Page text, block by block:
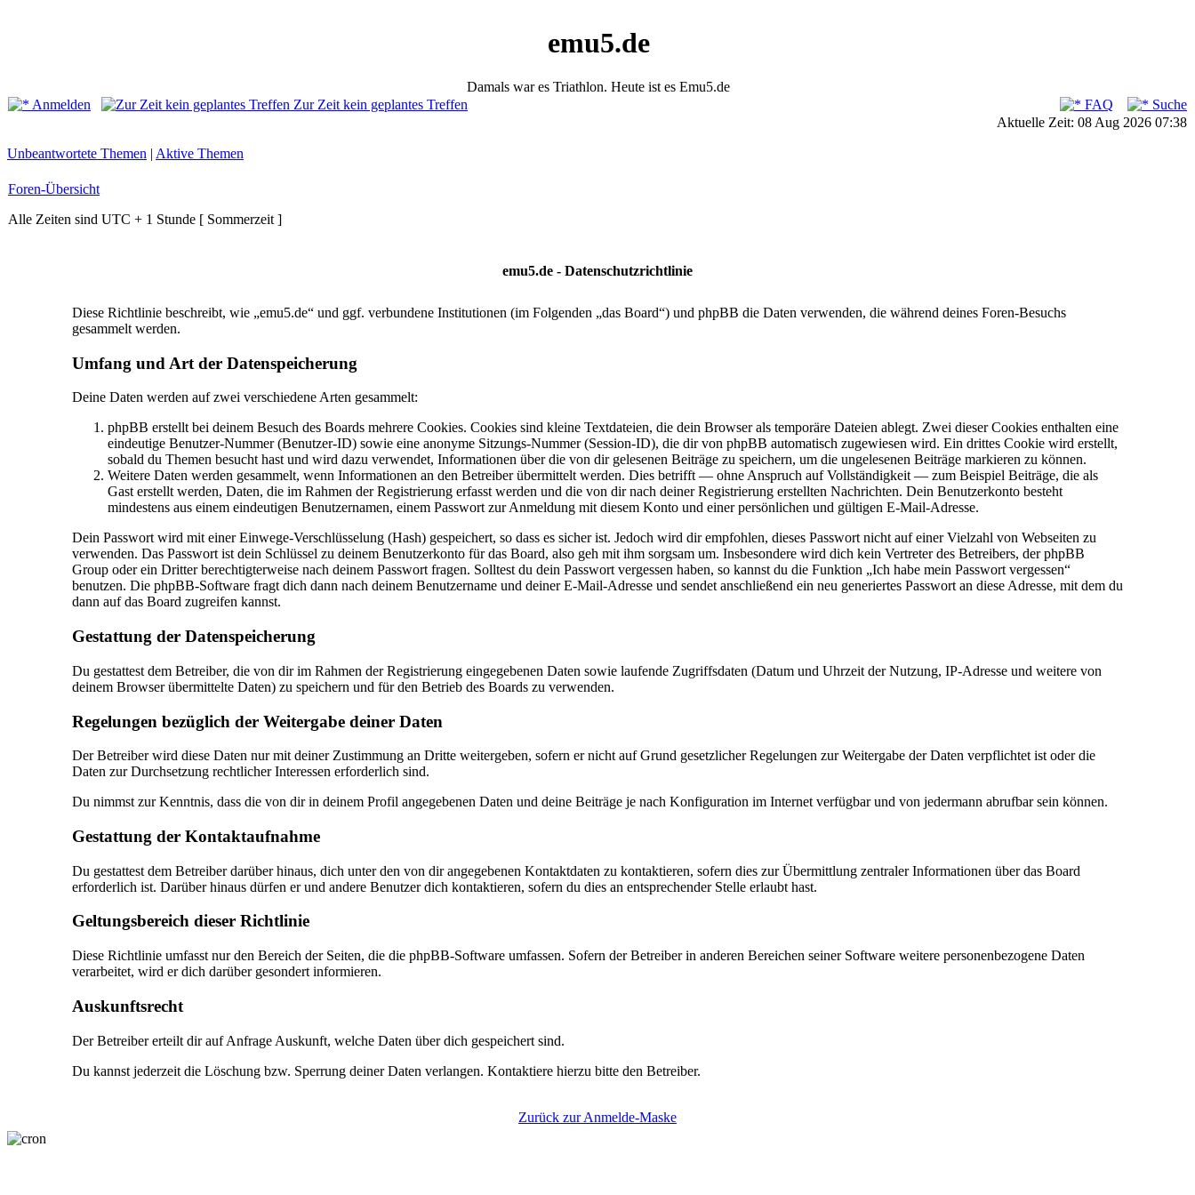
emu5.de
Damals war es Triathlon. Heute ist es Emu5.de
Anmelden
Zur Zeit kein geplantes Treffen FAQ
Suche
Aktuelle Zeit: 08 Aug 2026 07:38
Unbeantwortete Themen | Aktive Themen
Foren-Übersicht
Alle Zeiten sind UTC + 1 Stunde [ Sommerzeit ]
emu5.de - Datenschutzrichtlinie
Diese Richtlinie beschreibt, wie „emu5.de“ und ggf. verbundene Institutionen (im Folgenden „das Board“) und phpBB die Daten verwenden, die während deines Foren-Besuchs
gesammelt werden.
Umfang und Art der Datenspeicherung
Deine Daten werden auf zwei verschiedene Arten gesammelt:
phpBB erstellt bei deinem Besuch des Boards mehrere Cookies. Cookies sind kleine Textdateien, die dein Browser als temporäre Dateien ablegt. Zwei dieser Cookies enthalten eine
eindeutige Benutzer-Nummer (Benutzer-ID) sowie eine anonyme Sitzungs-Nummer (Session-ID), die dir von phpBB automatisch zugewiesen wird. Ein drittes Cookie wird erstellt,
sobald du Themen besucht hast und wird dazu verwendet, Informationen über die von dir gelesenen Beiträge zu speichern, um die ungelesenen Beiträge markieren zu können.
Weitere Daten werden gesammelt, wenn Informationen an den Betreiber übermittelt werden. Dies betrifft — ohne Anspruch auf Vollständigkeit — zum Beispiel Beiträge, die als
Gast erstellt werden, Daten, die im Rahmen der Registrierung erfasst werden und die von dir nach deiner Registrierung erstellten Nachrichten. Dein Benutzerkonto besteht
mindestens aus einem eindeutigen Benutzernamen, einem Passwort zur Anmeldung mit diesem Konto und einer persönlichen und gültigen E-Mail-Adresse.
Dein Passwort wird mit einer Einwege-Verschlüsselung (Hash) gespeichert, so dass es sicher ist. Jedoch wird dir empfohlen, dieses Passwort nicht auf einer Vielzahl von Webseiten zu
verwenden. Das Passwort ist dein Schlüssel zu deinem Benutzerkonto für das Board, also geh mit ihm sorgsam um. Insbesondere wird dich kein Vertreter des Betreibers, der phpBB
Group oder ein Dritter berechtigterweise nach deinem Passwort fragen. Solltest du dein Passwort vergessen haben, so kannst du die Funktion „Ich habe mein Passwort vergessen“
benutzen. Die phpBB-Software fragt dich dann nach deinem Benutzername und deiner E-Mail-Adresse und sendet anschließend ein neu generiertes Passwort an diese Adresse, mit dem du
dann auf das Board zugreifen kannst.
Gestattung der Datenspeicherung
Du gestattest dem Betreiber, die von dir im Rahmen der Registrierung eingegebenen Daten sowie laufende Zugriffsdaten (Datum und Uhrzeit der Nutzung, IP-Adresse und weitere von
deinem Browser übermittelte Daten) zu speichern und für den Betrieb des Boards zu verwenden.
Regelungen bezüglich der Weitergabe deiner Daten
Der Betreiber wird diese Daten nur mit deiner Zustimmung an Dritte weitergeben, sofern er nicht auf Grund gesetzlicher Regelungen zur Weitergabe der Daten verpflichtet ist oder die
Daten zur Durchsetzung rechtlicher Interessen erforderlich sind.
Du nimmst zur Kenntnis, dass die von dir in deinem Profil angegebenen Daten und deine Beiträge je nach Konfiguration im Internet verfügbar und von jedermann abrufbar sein können.
Gestattung der Kontaktaufnahme
Du gestattest dem Betreiber darüber hinaus, dich unter den von dir angegebenen Kontaktdaten zu kontaktieren, sofern dies zur Übermittlung zentraler Informationen über das Board
erforderlich ist. Darüber hinaus dürfen er und andere Benutzer dich kontaktieren, sofern du dies an entsprechender Stelle erlaubt hast.
Geltungsbereich dieser Richtlinie
Diese Richtlinie umfasst nur den Bereich der Seiten, die die phpBB-Software umfassen. Sofern der Betreiber in anderen Bereichen seiner Software weitere personenbezogene Daten
verarbeitet, wird er dich darüber gesondert informieren.
Auskunftsrecht
Der Betreiber erteilt dir auf Anfrage Auskunft, welche Daten über dich gespeichert sind.
Du kannst jederzeit die Löschung bzw. Sperrung deiner Daten verlangen. Kontaktiere hierzu bitte den Betreiber.
Zurück zur Anmelde-Maske